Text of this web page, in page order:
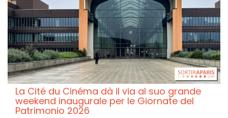
La Cité du Cinéma dà il via al suo grande
weekend inaugurale per le Giornate del
Patrimonio 2026